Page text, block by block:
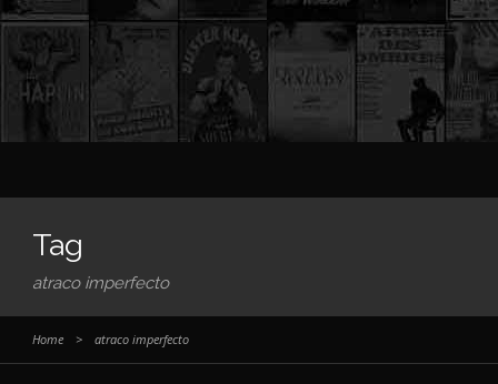
Tag
atraco imperfecto
Home > atraco imperfecto